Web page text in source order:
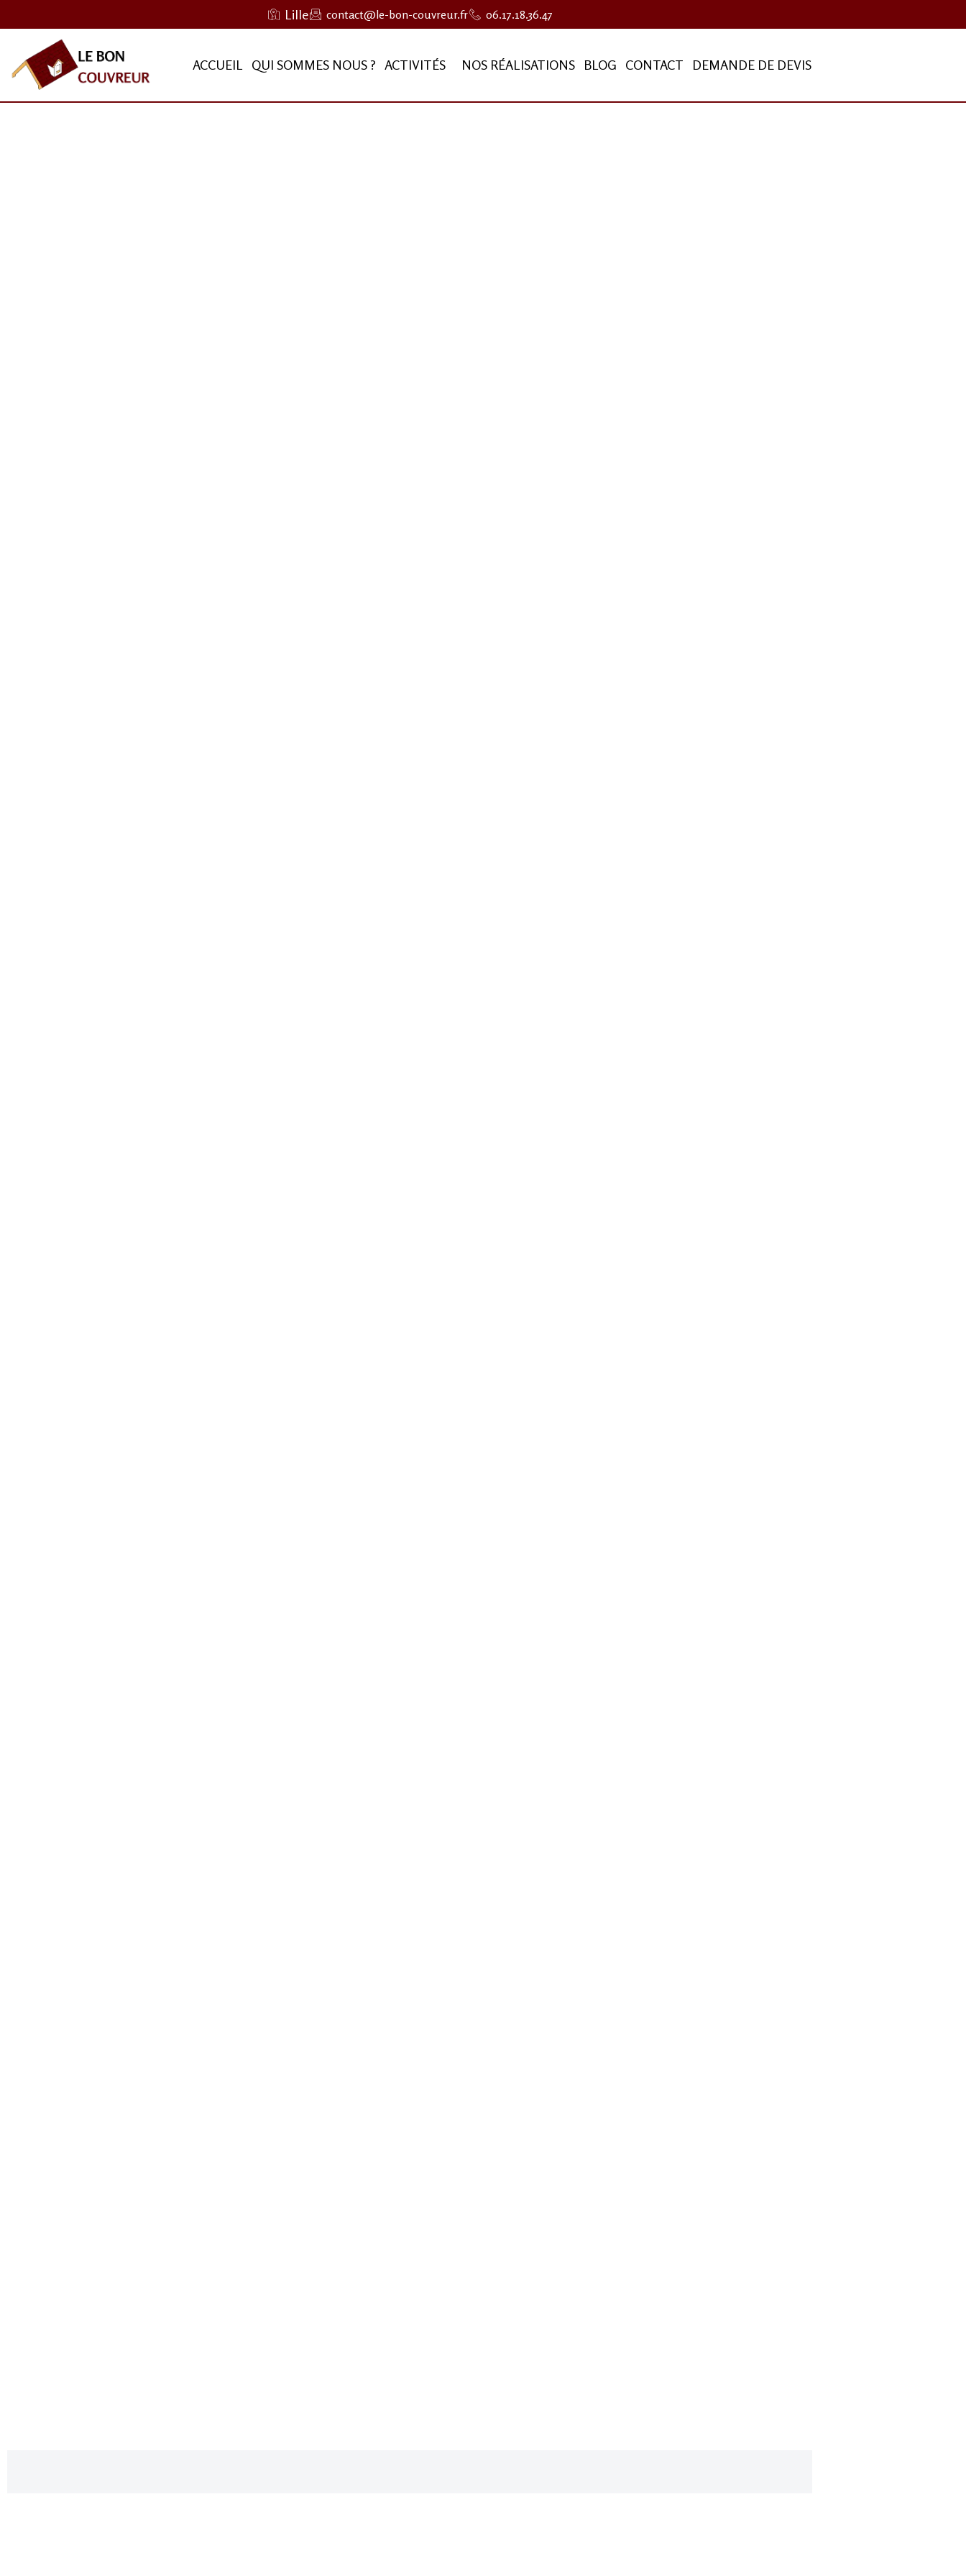
Lille contact@le-bon-couvreur.fr 06.17.18.36.47
ACCUEIL QUI SOMMES NOUS ? ACTIVITÉS NOS RÉALISATIONS BLOG CONTACT DEMANDE DE DEVIS